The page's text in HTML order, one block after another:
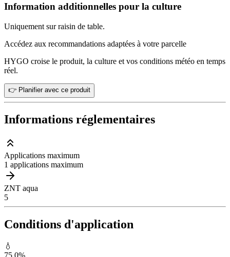
Information additionnelles pour la culture
Uniquement sur raisin de table.
Accédez aux recommandations adaptées à votre parcelle
HYGO croise le produit, la culture et vos conditions météo en temps
réel.
👉 Planifier avec ce produit
Informations réglementaires
Applications maximum
1 applications maximum
ZNT aqua
5
Conditions d'application
💧